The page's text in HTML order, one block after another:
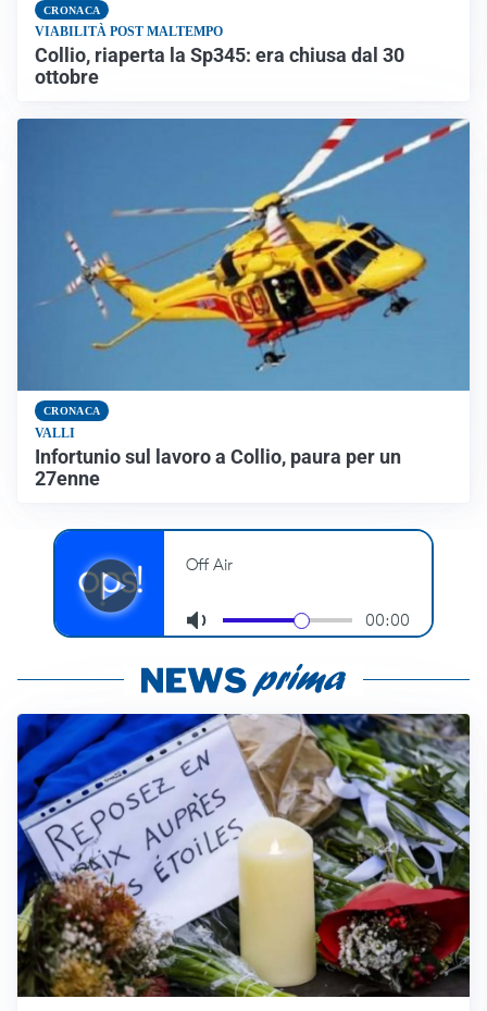
CRONACA
VIABILITÀ POST MALTEMPO
Collio, riaperta la Sp345: era chiusa dal 30
ottobre
CRONACA
VALLI
Infortunio sul lavoro a Collio, paura per un
27enne